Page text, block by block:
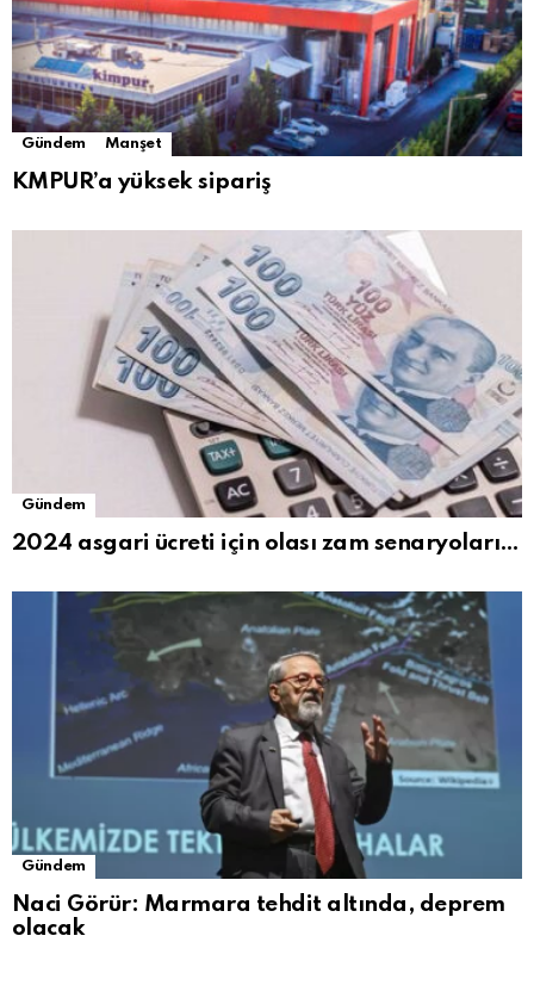
Gündem Manşet
KMPUR’a yüksek sipariş
Gündem
2024 asgari ücreti için olası zam senaryoları…
Gündem
Naci Görür: Marmara tehdit altında, deprem
olacak